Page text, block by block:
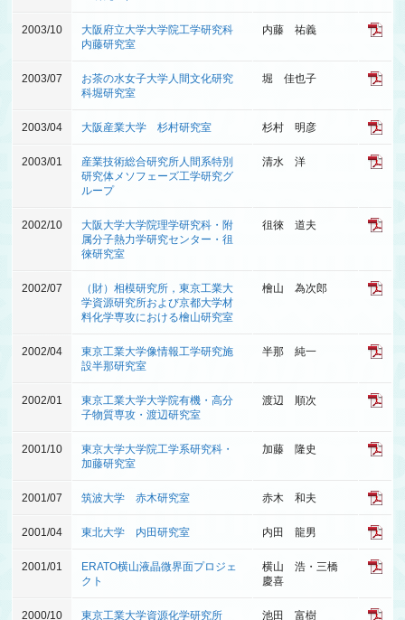
2003/10
大阪府立大学大学院工学研究科
内藤研究室
内藤 祐義
2003/07
お茶の水女子大学人間文化研究
科堀研究室
堀 佳也子
2003/04 大阪産業大学 杉村研究室 杉村 明彦
2003/01
産業技術総合研究所人間系特別
研究体メソフェーズ工学研究グ
ループ
清水 洋
2002/10
大阪大学大学院理学研究科・附
属分子熱力学研究センター・徂
徠研究室
徂徠 道夫
2002/07
（財）相模研究所，東京工業大
学資源研究所および京都大学材
料化学専攻における檜山研究室
檜山 為次郎
2002/04
東京工業大学像情報工学研究施
設半那研究室
半那 純一
2002/01
東京工業大学大学院有機・高分
子物質専攻・渡辺研究室
渡辺 順次
2001/10
東京大学大学院工学系研究科・
加藤研究室
加藤 隆史
2001/07 筑波大学 赤木研究室 赤木 和夫
2001/04 東北大学 内田研究室 内田 龍男
2001/01
ERATO横山液晶微界面プロジェ
クト
横山 浩・三橋
慶喜
2000/10
東京工業大学資源化学研究所
池田 富樹